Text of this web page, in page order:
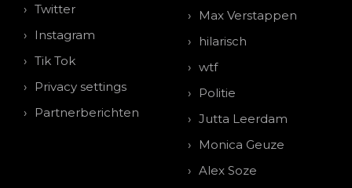
Twitter
Instagram
Tik Tok
Privacy settings
Partnerberichten
Max Verstappen
hilarisch
wtf
Politie
Jutta Leerdam
Monica Geuze
Alex Soze